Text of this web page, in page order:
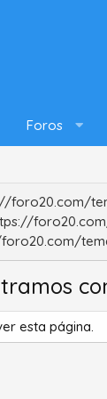
Foros
foro20.com/
esta página.